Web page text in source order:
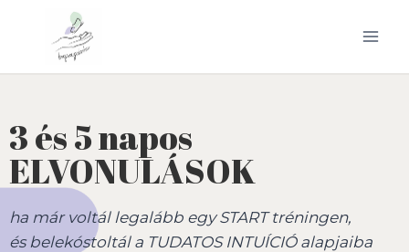
content
3 és 5 napos
ELVONULÁSOK
ha már voltál legalább egy START tréningen,
és belekóstoltál a TUDATOS INTUÍCIÓ alapjaiba